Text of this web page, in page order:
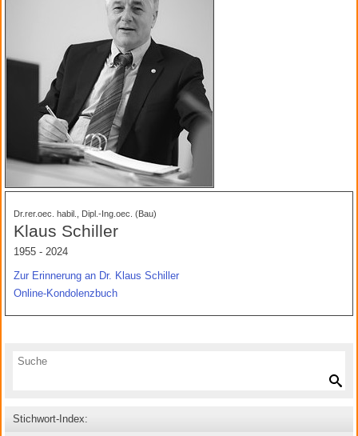
Dr.rer.oec. habil., Dipl.-Ing.oec. (Bau)
Klaus Schiller
1955 - 2024
Zur Erinnerung an Dr. Klaus Schiller
Online-Kondolenzbuch
Stichwort-Index: